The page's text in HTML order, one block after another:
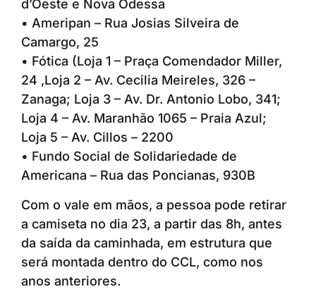
d’Oeste e Nova Odessa
• Ameripan – Rua Josias Silveira de
Camargo, 25
• Fótica (Loja 1 – Praça Comendador Miller,
24 ,Loja 2 – Av. Cecilia Meireles, 326 –
Zanaga; Loja 3 – Av. Dr. Antonio Lobo, 341;
Loja 4 – Av. Maranhão 1065 – Praia Azul;
Loja 5 – Av. Cillos – 2200
• Fundo Social de Solidariedade de
Americana – Rua das Poncianas, 930B
Com o vale em mãos, a pessoa pode retirar
a camiseta no dia 23, a partir das 8h, antes
da saída da caminhada, em estrutura que
será montada dentro do CCL, como nos
anos anteriores.